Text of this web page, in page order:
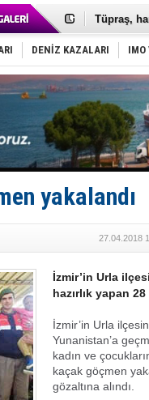
Tüpraş,
İTU AUV,
LNG
PROYAD,
Türkiye-
Türk
Deniz
DÖDER,
Fairline,
Baltık
Runit
Türk
DENİZ KAZALARI IMO
yakalandı
27.04.2018
İzmir’in Urla
hazırlık yapan
İzmir’in Urla
Yunanistan’a
kadın ve
kaçak göçmen
gözaltına alındı.